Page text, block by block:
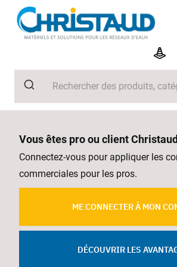
Vous êtes pro ou client
Connectez-vous pour appliquer les
commerciales pour les pros.
ME CONNECTER À MON
DÉCOUVRIR LES